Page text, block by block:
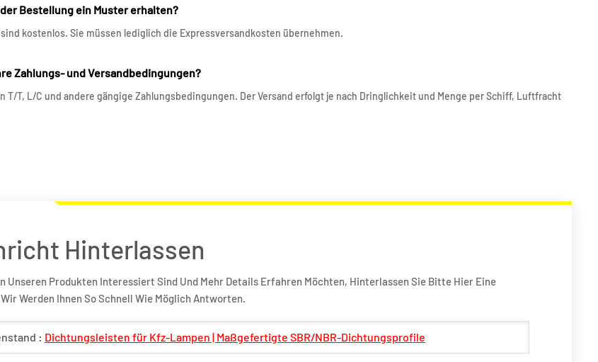
Bestellung ein Muster erhalten?
kostenlos. Sie müssen lediglich die Expressversandkosten übernehmen.
Zahlungs- und Versandbedingungen?
T/T, L/C und andere gängige Zahlungsbedingungen. Der Versand erfolgt je nach Dringlichkeit und Menge per Schiff, Luftfracht
Hinterlassen
Unseren Produkten Interessiert Sind Und Mehr Details Erfahren Möchten, Hinterlassen Sie Bitte Hier Eine
Werden Ihnen So Schnell Wie Möglich Antworten.
: Dichtungsleisten für Kfz-Lampen | Maßgefertigte SBR/NBR-Dichtungsprofile